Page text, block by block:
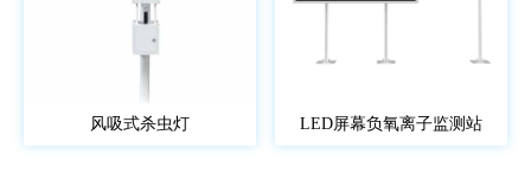
风吸式杀虫灯 LED屏幕负氧离子监测站